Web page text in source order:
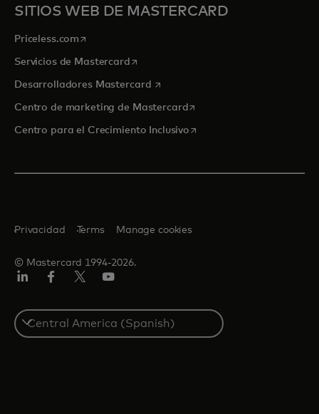
SITIOS WEB DE MASTERCARD
Priceless.com se abre en una pestaña nueva
Servicios de Mastercardse abre en una pestaña nueva
Desarrolladores Mastercard se abre en una pestaña nueva
Centro de marketing de Mastercardse abre en una pestaña
Centro para el Crecimiento Inclusivose abre en una pestaña
© Mastercard 1994-2026.
Privacidad Terms Manage cookies
Select
a
country